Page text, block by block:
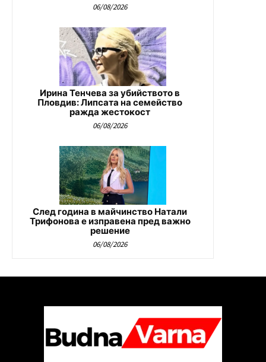
06/08/2026
Ирина Тенчева за убийството в
Пловдив: Липсата на семейство
ражда жестокост
06/08/2026
След година в майчинство Натали
Трифонова е изправена пред важно
решение
06/08/2026